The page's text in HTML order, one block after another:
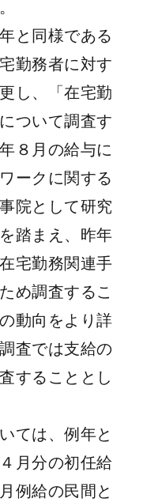
と同様である
勤務者に対す
し、「在宅勤
ついて調査す
８月の給与に
ークに関する
院として研究
踏まえ、昨年
宅勤務関連手
め調査するこ
動向をより詳
査では支給の
することとし
ては、例年と
月分の初任給
例給の民間と